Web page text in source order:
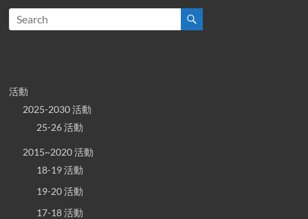
活動
2025-2030 活動
25-26 活動
2015~2020 活動
18-19 活動
19-20 活動
17-18 活動